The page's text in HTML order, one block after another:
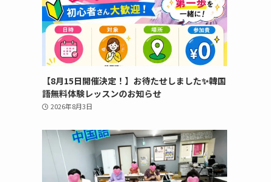
【8月15日開催決定！】お待たせしました✨韓国
語無料体験レッスンのお知らせ
2026年8月3日